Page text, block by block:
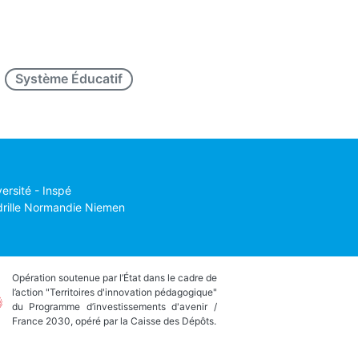
Système Éducatif
- Inspé
Normandie Niemen
Opération soutenue par l’État dans le cadre de
l’action "Territoires d'innovation pédagogique"
du Programme d’investissements d'avenir /
France 2030, opéré par la Caisse des Dépôts.